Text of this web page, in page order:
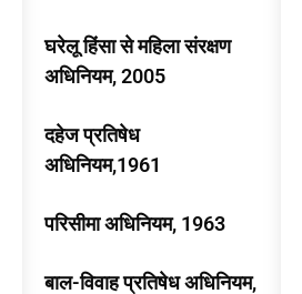
घरेलू हिंसा से महिला संरक्षण
अधिनियम, 2005
दहेज प्रतिषेध
अधिनियम,1961
परिसीमा अधिनियम, 1963
बाल-विवाह प्रतिषेध अधिनियम,